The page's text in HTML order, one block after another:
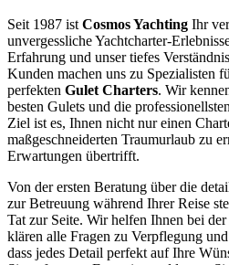
Seit 1987 ist Cosmos Yachting Ihr
unvergessliche Yachtcharter-
Erfahrung und unser tiefes
Kunden machen uns zu Spezialisten
perfekten Gulet Charters. Wir
besten Gulets und die
Ziel ist es, Ihnen nicht nur einen
maßgeschneiderten Traumurlaub zu
Erwartungen übertrifft.
Von der ersten Beratung über die
zur Betreuung während Ihrer Reise
Tat zur Seite. Wir helfen Ihnen bei
klären alle Fragen zu Verpflegung
dass jedes Detail perfekt auf Ihre